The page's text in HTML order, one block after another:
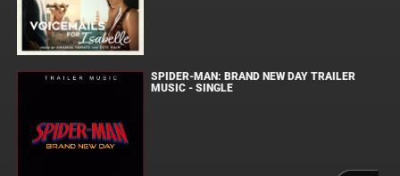
SPIDER-MAN: BRAND NEW DAY TRAILER
MUSIC - SINGLE